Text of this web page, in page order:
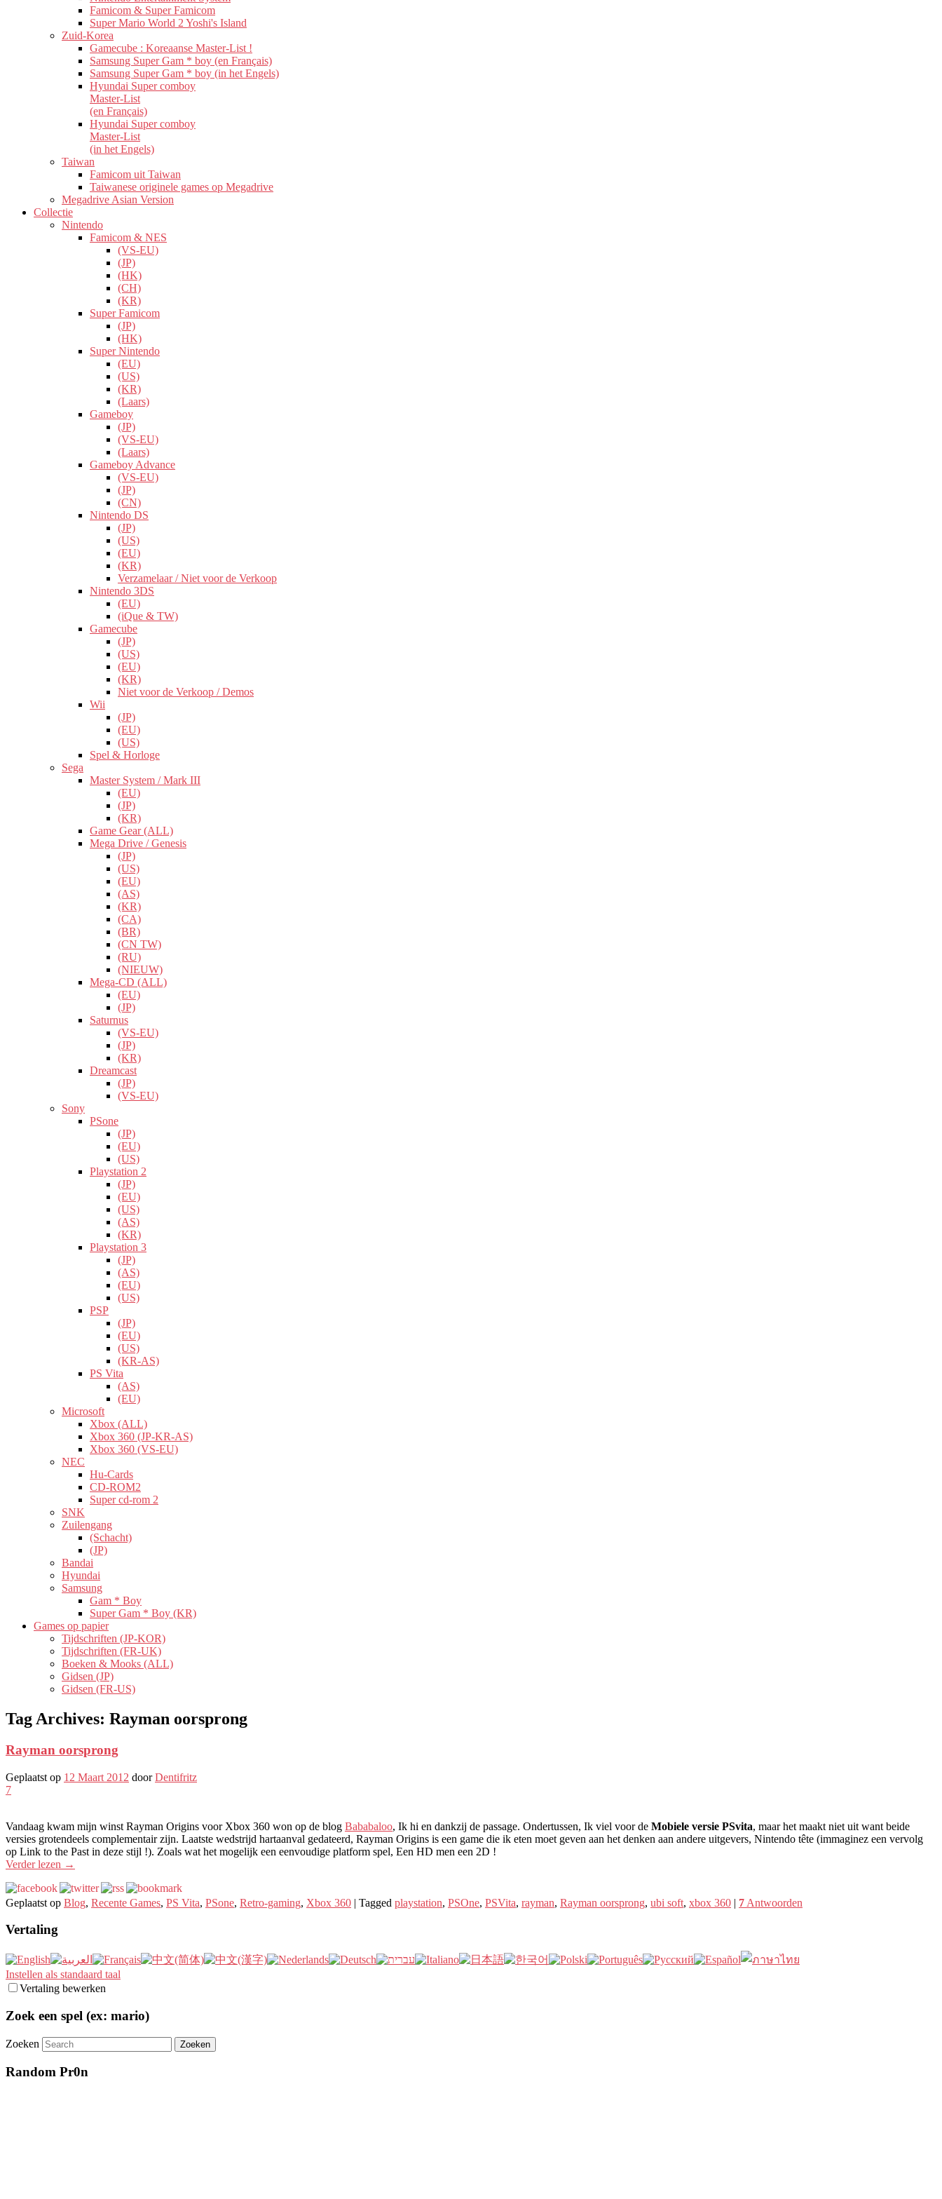
Famicom & Super Famicom
Super Mario World 2 Yoshi's Island
Zuid-Korea
Gamecube : Koreaanse Master-List !
Samsung Super Gam * boy (en Français)
Samsung Super Gam * boy (in het Engels)
Hyundai Super comboy
Master-List
(en Français)
Hyundai Super comboy
Master-List
(in het Engels)
Taiwan
Famicom uit Taiwan
Taiwanese originele games op Megadrive
Megadrive Asian Version
Collectie
Nintendo
Famicom & NES
(VS-EU)
(JP)
(HK)
(CH)
(KR)
Super Famicom
(JP)
(HK)
Super Nintendo
(EU)
(US)
(KR)
(Laars)
Gameboy
(JP)
(VS-EU)
(Laars)
Gameboy Advance
(VS-EU)
(JP)
(CN)
Nintendo DS
(JP)
(US)
(EU)
(KR)
Verzamelaar / Niet voor de Verkoop
Nintendo 3DS
(EU)
(iQue & TW)
Gamecube
(JP)
(US)
(EU)
(KR)
Niet voor de Verkoop / Demos
Wii
(JP)
(EU)
(US)
Spel & Horloge
Sega
Master System / Mark III
(EU)
(JP)
(KR)
Game Gear (ALL)
Mega Drive / Genesis
(JP)
(US)
(EU)
(AS)
(KR)
(CA)
(BR)
(CN TW)
(RU)
(NIEUW)
Mega-CD (ALL)
(EU)
(JP)
Saturnus
(VS-EU)
(JP)
(KR)
Dreamcast
(JP)
(VS-EU)
Sony
PSone
(JP)
(EU)
(US)
Playstation 2
(JP)
(EU)
(US)
(AS)
(KR)
Playstation 3
(JP)
(AS)
(EU)
(US)
PSP
(JP)
(EU)
(US)
(KR-AS)
PS Vita
(AS)
(EU)
Microsoft
Xbox (ALL)
Xbox 360 (JP-KR-AS)
Xbox 360 (VS-EU)
NEC
Hu-Cards
CD-ROM2
Super cd-rom 2
SNK
Zuilengang
(Schacht)
(JP)
Bandai
Hyundai
Samsung
Gam * Boy
Super Gam * Boy (KR)
Games op papier
Tijdschriften (JP-KOR)
Tijdschriften (FR-UK)
Boeken & Mooks (ALL)
Gidsen (JP)
Gidsen (FR-US)
Tag Archives: Rayman oorsprong
Rayman oorsprong
Geplaatst op 12 Maart 2012 doorDentifritz
7
Vandaag kwam mijn winst Rayman Origins voor Xbox 360 won op de blog Bababaloo, Ik hi en dankzij de passage. Ondertussen, Ik viel voor de Mobiele versie PSvita, maar het maakt niet uit want beide
versies grotendeels complementair zijn. Laatste wedstrijd hartaanval gedateerd, Rayman Origins is een game die ik eten moet geven aan het denken aan andere uitgevers, Nintendo tête (immaginez een vervolg
op Link to the Past in deze stijl !). Zoals wat het mogelijk een eenvoudige platform spel, Een HD men een 2D !
Verder lezen →
Geplaatst op Blog, Recente Games, PS Vita, PSone, Retro-gaming, Xbox 360 | Tagged playstation, PSOne, PSVita, rayman, Rayman oorsprong, ubi soft, xbox 360 | 7 Antwoorden
Vertaling
Instellen als standaard taal
Vertaling bewerken
Zoek een spel (ex: mario)
Zoeken
Random Pr0n